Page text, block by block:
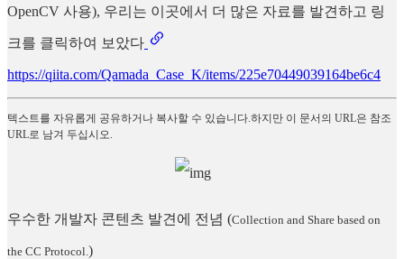
OpenCV 사용), 우리는 이곳에서 더 많은 자료를 발견하고 링
크를 클릭하여 보았다
https://qiita.com/Qamada_Case_K/items/225e70449039164be6c4
텍스트를 자유롭게 공유하거나 복사할 수 있습니다.하지만 이 문서의 URL은 참조
URL로 남겨 두십시오.
우수한 개발자 콘텐츠 발견에 전념 (Collection and Share based on
the CC Protocol. )